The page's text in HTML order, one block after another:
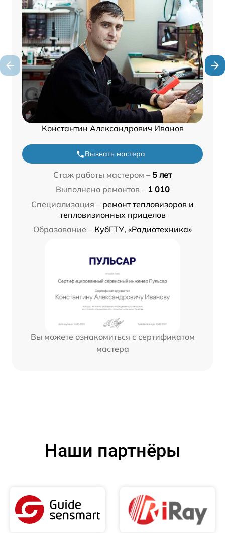
Константин Александрович Иванов
Вызвать мастера
Стаж работы мастером – 5 лет
Выполнено ремонтов – 1 010
Специализация – ремонт тепловизоров и
тепловизионных прицелов
Образование – КубГТУ, «Радиотехника»
Вы можете ознакомиться с сертификатом
мастера
Наши партнёры